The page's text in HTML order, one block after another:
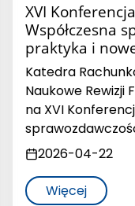
XVI
Współczesna
praktyka i
Katedra
Naukowe Rewizji
na XVI
2026-04-22
Więcej